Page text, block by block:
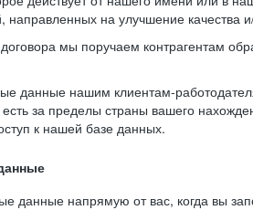
направленных на улучшение качества
мы поручаем контрагентам
данные нашим клиентам-
за пределы страны вашего
к нашей базе данных.
данные напрямую от вас, когда вы